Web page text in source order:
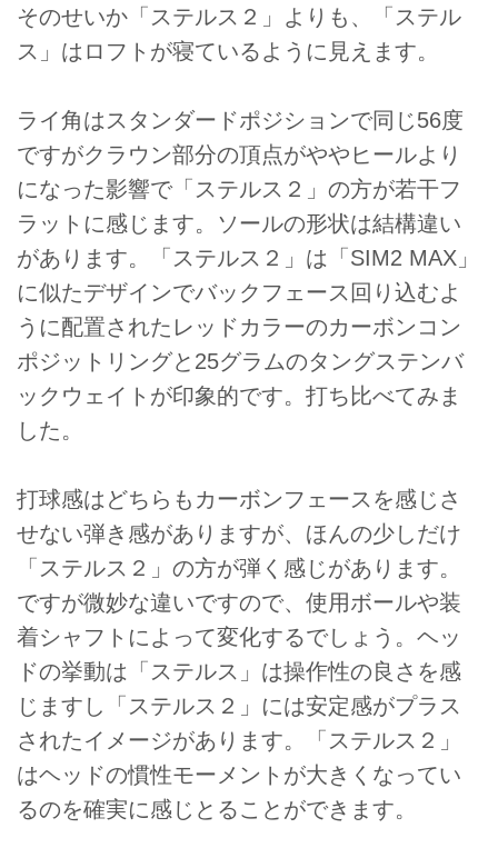
そのせいか「ステルス２」よりも、「ステル
ス」はロフトが寝ているように見えます。
ライ角はスタンダードポジションで同じ56度
ですがクラウン部分の頂点がややヒールより
になった影響で「ステルス２」の方が若干フ
ラットに感じます。ソールの形状は結構違い
があります。「ステルス２」は「SIM2 MAX」
に似たデザインでバックフェース回り込むよ
うに配置されたレッドカラーのカーボンコン
ポジットリングと25グラムのタングステンバ
ックウェイトが印象的です。打ち比べてみま
した。
打球感はどちらもカーボンフェースを感じさ
せない弾き感がありますが、ほんの少しだけ
「ステルス２」の方が弾く感じがあります。
ですが微妙な違いですので、使用ボールや装
着シャフトによって変化するでしょう。ヘッ
ドの挙動は「ステルス」は操作性の良さを感
じますし「ステルス２」には安定感がプラス
されたイメージがあります。「ステルス２」
はヘッドの慣性モーメントが大きくなってい
るのを確実に感じとることができます。